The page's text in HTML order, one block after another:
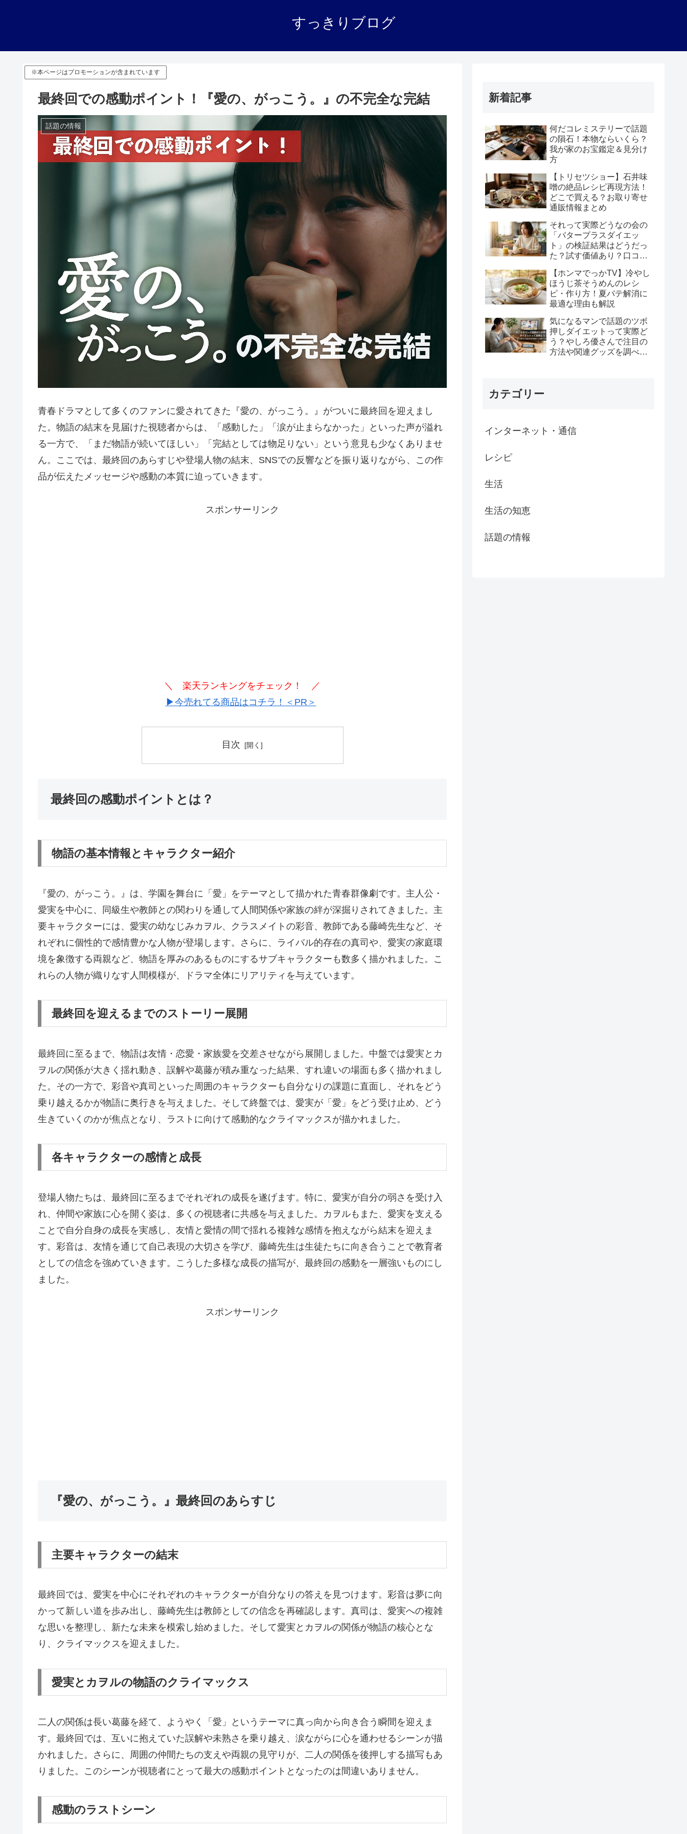
すっきりブログ
※本ページはプロモーションが含まれています
最終回での感動ポイント！『愛の、がっこう。』の不完全な完結
話題の情報
青春ドラマとして多くのファンに愛されてきた『愛の、がっこう。』がついに最終回を迎えまし
た。物語の結末を見届けた視聴者からは、「感動した」「涙が止まらなかった」といった声が溢れ
る一方で、「まだ物語が続いてほしい」「完結としては物足りない」という意見も少なくありませ
ん。ここでは、最終回のあらすじや登場人物の結末、SNSでの反響などを振り返りながら、この作
品が伝えたメッセージや感動の本質に迫っていきます。
スポンサーリンク
＼ 楽天ランキングをチェック！ ／
▶今売れてる商品はコチラ！＜PR＞
目次
最終回の感動ポイントとは？
物語の基本情報とキャラクター紹介
『愛の、がっこう。』は、学園を舞台に「愛」をテーマとして描かれた青春群像劇です。主人公・
愛実を中心に、同級生や教師との関わりを通して人間関係や家族の絆が深掘りされてきました。主
要キャラクターには、愛実の幼なじみカヲル、クラスメイトの彩音、教師である藤崎先生など、そ
れぞれに個性的で感情豊かな人物が登場します。さらに、ライバル的存在の真司や、愛実の家庭環
境を象徴する両親など、物語を厚みのあるものにするサブキャラクターも数多く描かれました。こ
れらの人物が織りなす人間模様が、ドラマ全体にリアリティを与えています。
最終回を迎えるまでのストーリー展開
最終回に至るまで、物語は友情・恋愛・家族愛を交差させながら展開しました。中盤では愛実とカ
ヲルの関係が大きく揺れ動き、誤解や葛藤が積み重なった結果、すれ違いの場面も多く描かれまし
た。その一方で、彩音や真司といった周囲のキャラクターも自分なりの課題に直面し、それをどう
乗り越えるかが物語に奥行きを与えました。そして終盤では、愛実が「愛」をどう受け止め、どう
生きていくのかが焦点となり、ラストに向けて感動的なクライマックスが描かれました。
各キャラクターの感情と成長
登場人物たちは、最終回に至るまでそれぞれの成長を遂げます。特に、愛実が自分の弱さを受け入
れ、仲間や家族に心を開く姿は、多くの視聴者に共感を与えました。カヲルもまた、愛実を支える
ことで自分自身の成長を実感し、友情と愛情の間で揺れる複雑な感情を抱えながら結末を迎えま
す。彩音は、友情を通じて自己表現の大切さを学び、藤崎先生は生徒たちに向き合うことで教育者
としての信念を強めていきます。こうした多様な成長の描写が、最終回の感動を一層強いものにし
ました。
スポンサーリンク
『愛の、がっこう。』最終回のあらすじ
主要キャラクターの結末
最終回では、愛実を中心にそれぞれのキャラクターが自分なりの答えを見つけます。彩音は夢に向
かって新しい道を歩み出し、藤崎先生は教師としての信念を再確認します。真司は、愛実への複雑
な思いを整理し、新たな未来を模索し始めました。そして愛実とカヲルの関係が物語の核心とな
り、クライマックスを迎えました。
愛実とカヲルの物語のクライマックス
二人の関係は長い葛藤を経て、ようやく「愛」というテーマに真っ向から向き合う瞬間を迎えま
す。最終回では、互いに抱えていた誤解や未熟さを乗り越え、涙ながらに心を通わせるシーンが描
かれました。さらに、周囲の仲間たちの支えや両親の見守りが、二人の関係を後押しする描写もあ
りました。このシーンが視聴者にとって最大の感動ポイントとなったのは間違いありません。
感動のラストシーン
新着記事
何だコレミステリーで話題
の隕石！本物ならいくら？
我が家のお宝鑑定＆見分け
方
【トリセツショー】石井味
噌の絶品レシピ再現方法！
どこで買える？お取り寄せ
通販情報まとめ
それって実際どうなの会の
「バタープラスダイエッ
ト」の検証結果はどうだっ
た？試す価値あり？口コミ
【ホンマでっかTV】冷やし
ほうじ茶そうめんのレシ
ピ・作り方！夏バテ解消に
最適な理由も解説
気になるマンで話題のツボ
押しダイエットって実際ど
う？やしろ優さんで注目の
方法や関連グッズを調べて
カテゴリー
インターネット・通信
レシピ
生活
生活の知恵
話題の情報